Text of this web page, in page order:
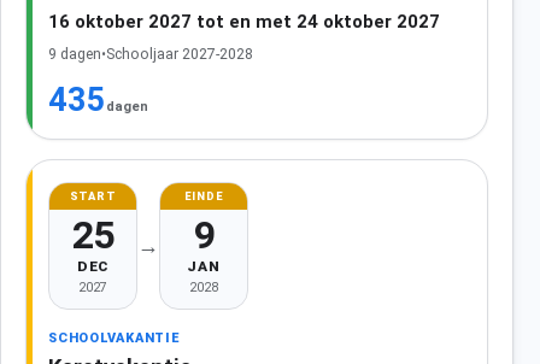
16 oktober 2027 tot en met 24 oktober 2027
9 dagen•Schooljaar 2027-2028
435 dagen
START
25
DEC
2027
→
EINDE
9
JAN
2028
SCHOOLVAKANTIE